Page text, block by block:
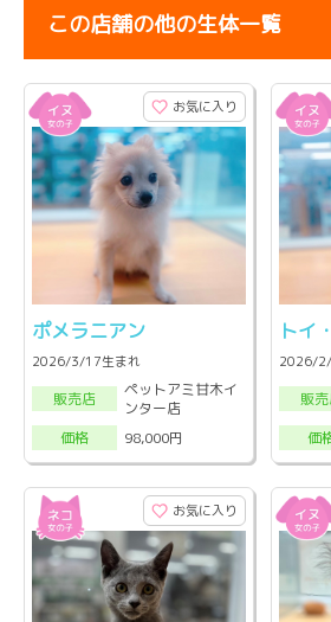
この店舗の他の生体一覧
お気に入り
ポメラニアン
2026/3/17生まれ
販売店
ペットアミ甘木イ
ンター店
価格
98,000円
トイ
2026/
販
価
お気に入り